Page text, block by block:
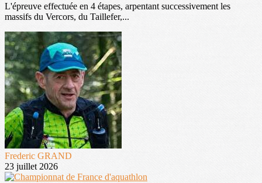
L'épreuve effectuée en 4 étapes, arpentant successivement les
massifs du Vercors, du Taillefer,...
Frederic GRAND
23 juillet 2026